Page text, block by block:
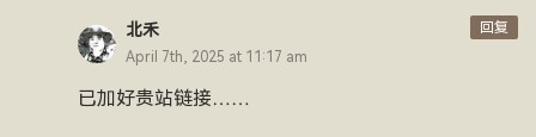
北禾
April 7th, 2025 at 11:17 am
已加好贵站链接……
回复